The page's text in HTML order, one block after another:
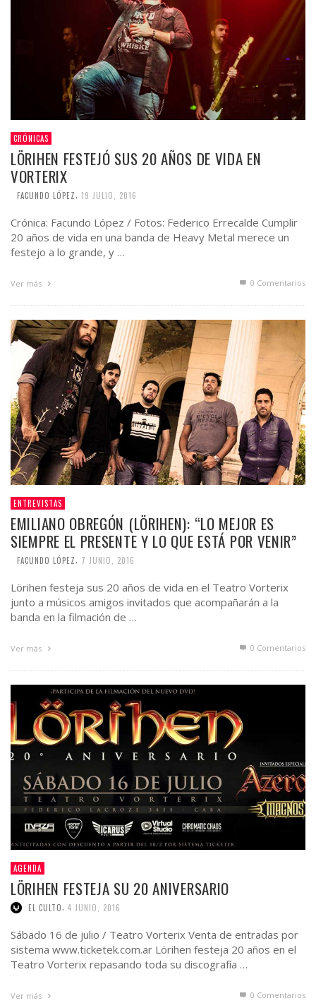
CRÓNICAS
LÖRIHEN FESTEJÓ SUS 20 AÑOS DE VIDA EN
VORTERIX
FACUNDO LÓPEZ, 19 JULIO, 2016
Crónica: Facundo López / Fotos: Federico Errecalde Cumplir
20 años de vida en una banda de Heavy Metal merece un
festejo a lo grande, y …
Ver más 0 Comentarios
ENTREVISTAS
EMILIANO OBREGÓN (LÖRIHEN): “LO MEJOR ES
SIEMPRE EL PRESENTE Y LO QUE ESTÁ POR VENIR”
FACUNDO LÓPEZ 7 JUNIO, 2016
Lörihen festeja sus 20 años de vida en el Teatro Vorterix
junto a músicos amigos invitados que acompañarán a la
banda en la filmación de …
Ver más 0 Comentarios
AGENDA
LÖRIHEN FESTEJA SU 20 ANIVERSARIO
EL CULTO 4 JUNIO, 2016
Sábado 16 de julio / Teatro Vorterix Venta de entradas por
sistema www.ticketek.com.ar Lörihen festeja 20 años en el
Teatro Vorterix repasando toda su discografía …
Ver más 0 Comentarios